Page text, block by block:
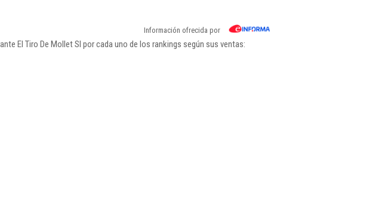
Información ofrecida por
El Tiro De Mollet Sl por cada uno de los rankings según sus ventas: